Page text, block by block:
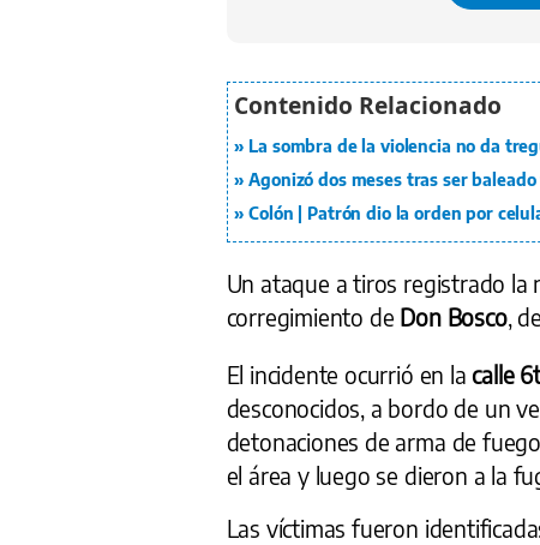
La sombra de la violencia no da
Agonizó dos meses tras ser
Colón | Patrón dio la orden por
Un ataque a tiros registrado la
corregimiento de Don Bosco,
El incidente ocurrió en la calle
desconocidos, a bordo de un
detonaciones de arma de
el área y luego se dieron a la
Las víctimas fueron